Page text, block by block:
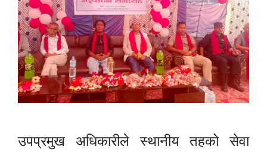
उपप्रमुख अधिकारीले स्थानीय तहको सेवा